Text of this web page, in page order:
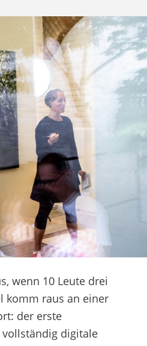
wenn 10 Leute drei
komm raus an einer
der erste
digitale